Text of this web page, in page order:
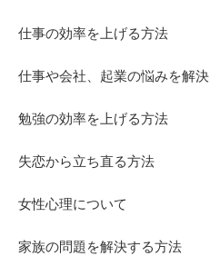
仕事の効率を上げる方法
仕事や会社、起業の悩みを解決
勉強の効率を上げる方法
失恋から立ち直る方法
女性心理について
家族の問題を解決する方法